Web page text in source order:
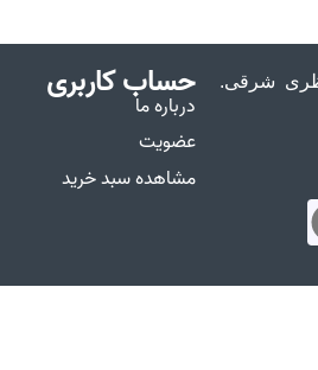
نظری شرقی.
حساب کاربری
درباره ما
عضویت
مشاهده سبد خرید